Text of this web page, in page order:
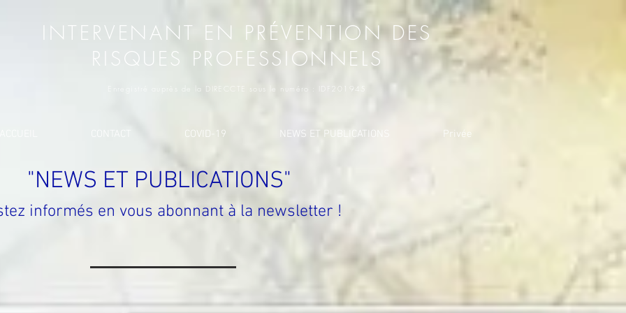
INTERVENANT EN PRÉVENTION DES
RISQUES PROFESSIONNELS
Enregistré auprès de la DIRECCTE sous le numéro : IDF201945
COVID-19 NEWS ET PUBLICATIONS Privée
"NEWS ET PUBLICATIONS"
informés en vous abonnant à la newsletter !